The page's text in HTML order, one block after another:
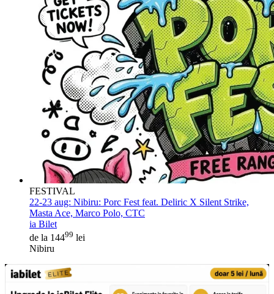
FESTIVAL
22-23 aug: Nibiru: Porc Fest feat. Deliric X Silent Strike,
Masta Ace, Marco Polo, CTC
ia Bilet
de la 14499 lei
Nibiru